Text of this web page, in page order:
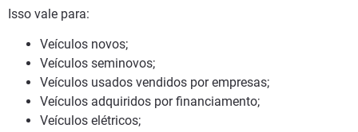
Isso vale para:
Veículos novos;
Veículos seminovos;
Veículos usados vendidos por empresas;
Veículos adquiridos por financiamento;
Veículos elétricos;